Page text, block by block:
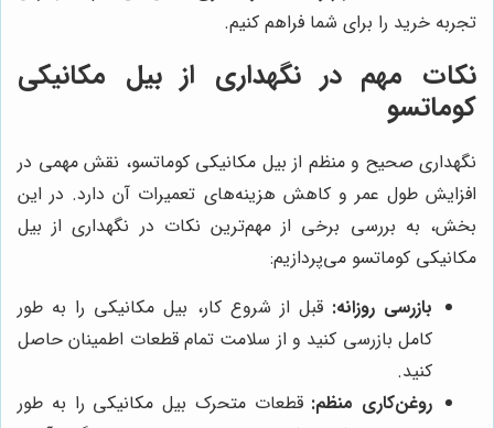
تجربه خرید را برای شما فراهم کنیم.
نکات مهم در نگهداری از بیل مکانیکی
کوماتسو
نگهداری صحیح و منظم از بیل مکانیکی کوماتسو، نقش مهمی در
افزایش طول عمر و کاهش هزینه‌های تعمیرات آن دارد. در این
بخش، به بررسی برخی از مهم‌ترین نکات در نگهداری از بیل
مکانیکی کوماتسو می‌پردازیم:
بازرسی روزانه: قبل از شروع کار، بیل مکانیکی را به طور
کامل بازرسی کنید و از سلامت تمام قطعات اطمینان حاصل
کنید.
روغن‌کاری منظم: قطعات متحرک بیل مکانیکی را به طور